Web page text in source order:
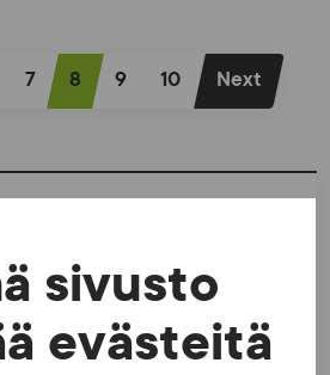
sivusto
evästeitä
7 8 9 10 Next
2016
2015
2014